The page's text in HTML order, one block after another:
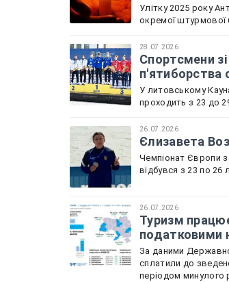
Улітку 2025 року
окремої штурмової
28.07.2026
Спортсмени
п'ятиборства
У литовському
проходить з 23 до
26.07.2026
Єлизавета
Чемпіонат Європи з
відбувся з 23 по 26
26.07.2026
Туризм
податковими
За даними
сплатили до
періодом минулого